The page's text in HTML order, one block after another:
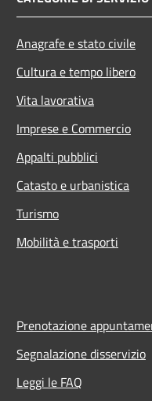
Anagrafe e stato civile
Cultura e tempo libero
Vita lavorativa
Imprese e Commercio
Appalti pubblici
Catasto e urbanistica
Turismo
Mobilità e trasporti
Prenotazione
Segnalazione disservizio
Leggi le FAQ